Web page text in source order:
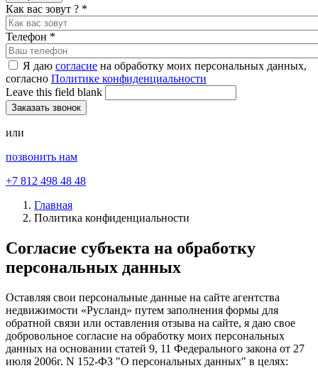
Как вас зовут ? *
Телефон *
Я даю согласие на обработку моих персональных данных,
согласно Политике конфиденциальности
Leave this field blank
или
позвонить нам
+7 812 498 48 48
Главная
Политика конфиденциальности
Согласие субъекта на обработку
персональных данных
Оставляя свои персональные данные на сайте агентства
недвижимости «Русланд» путем заполнения формы для
обратной связи или оставления отзыва на сайте, я даю свое
добровольное согласие на обработку моих персональных
данных на основании статей 9, 11 Федерального закона от 27
июля 2006г. N 152-ФЗ "О персональных данных" в целях: